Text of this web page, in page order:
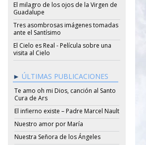
El milagro de los ojos de la Virgen de
Guadalupe
Tres asombrosas imágenes tomadas
ante el Santísimo
El Cielo es Real - Película sobre una
visita al Cielo
ÚLTIMAS PUBLICACIONES
Te amo oh mi Dios, canción al Santo
Cura de Ars
El infierno existe – Padre Marcel Nault
Nuestro amor por María
Nuestra Señora de los Ángeles